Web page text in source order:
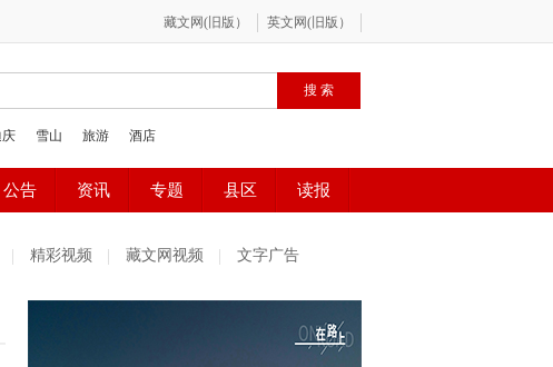
精彩视频 藏文网视频 文字广告
社区精选 魅力古镇 百姓感受